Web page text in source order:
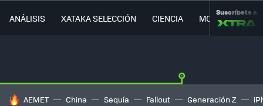
ANÁLISIS XATAKA SELECCIÓN CIENCIA MOVILIDAD
Suscríbete a
HOY SE HABLA DE
AEMET China Sequía Fallout Generación Z